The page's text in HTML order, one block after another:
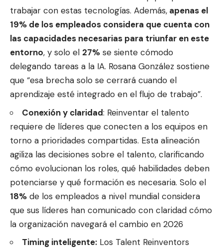
trabajar con estas tecnologías. Además, apenas el
19% de los empleados considera que cuenta con
las capacidades necesarias para triunfar en este
entorno, y solo el 27% se siente cómodo
delegando tareas a la IA. Rosana González sostiene
que “esa brecha solo se cerrará cuando el
aprendizaje esté integrado en el flujo de trabajo”.
Conexión y claridad: Reinventar el talento
requiere de líderes que conecten a los equipos en
torno a prioridades compartidas. Esta alineación
agiliza las decisiones sobre el talento, clarificando
cómo evolucionan los roles, qué habilidades deben
potenciarse y qué formación es necesaria. Solo el
18% de los empleados a nivel mundial considera
que sus líderes han comunicado con claridad cómo
la organización navegará el cambio en 2026
Timing inteligente: Los Talent Reinventors